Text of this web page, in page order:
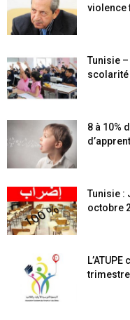
violence
Tunisie
8 à 10%
Tunisie :
octobre